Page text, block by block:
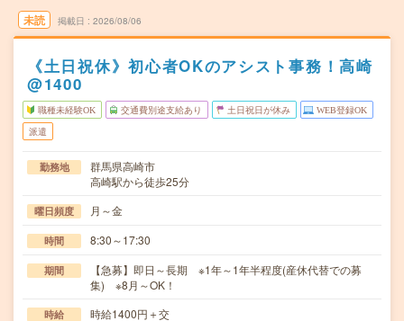
未読 掲載日 2026/08/06
《土日祝休》初心者OKのアシスト事務！高崎
@1400
職種未経験OK 交通費別途支給あり 土日祝日が休み WEB登録OK
派遣
勤務地
群馬県高崎市
高崎駅から徒歩25分
曜日頻度 月～金
時間 8:30～17:30
期間
【急募】即日～長期 ※1年～1年半程度(産休代替での募
集) ※8月～OK！
時給 時給1400円＋交